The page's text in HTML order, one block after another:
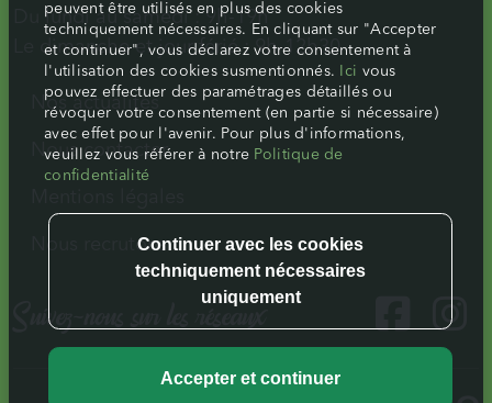
Du lundi au samedi : 9h-19h
Le dimanche et jour férié : 9h-12h30
Nos actualités
Nous contacter
Nous recrutons
Suivez-nous sur les réseaux
peuvent être utilisés en plus des cookies
techniquement nécessaires. En cliquant sur "Accepter
et continuer", vous déclarez votre consentement à
l'utilisation des cookies susmentionnés.
Ici vous
pouvez effectuer des paramétrages détaillés ou
révoquer votre consentement (en partie si nécessaire)
avec effet pour l'avenir. Pour plus d'informations,
veuillez vous référer à notre Politique de
confidentialité